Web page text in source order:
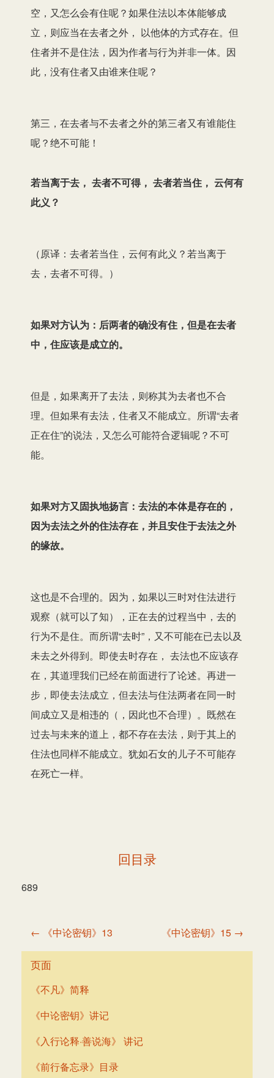
空，又怎么会有住呢？如果住法以本体能够成
立，则应当在去者之外， 以他体的方式存在。但
住者并不是住法，因为作者与行为并非一体。因
此，没有住者又由谁来住呢？
第三，在去者与不去者之外的第三者又有谁能住
呢？绝不可能！
若当离于去， 去者不可得， 去者若当住， 云何有
此义？
（原译：去者若当住，云何有此义？若当离于
去，去者不可得。）
如果对方认为：后两者的确没有住，但是在去者
中，住应该是成立的。
但是，如果离开了去法，则称其为去者也不合
理。但如果有去法，住者又不能成立。所谓“去者
正在住”的说法，又怎么可能符合逻辑呢？不可
能。
如果对方又固执地扬言：去法的本体是存在的，
因为去法之外的住法存在，并且安住于去法之外
的缘故。
这也是不合理的。因为，如果以三时对住法进行
观察（就可以了知），正在去的过程当中，去的
行为不是住。而所谓“去时”，又不可能在已去以及
未去之外得到。即使去时存在， 去法也不应该存
在，其道理我们已经在前面进行了论述。再进一
步，即使去法成立，但去法与住法两者在同一时
间成立又是相违的（，因此也不合理）。既然在
过去与未来的道上，都不存在去法，则于其上的
住法也同样不能成立。犹如石女的儿子不可能存
在死亡一样。
回目录
689
文
导
航
← 《中论密钥》13 《中论密钥》15 →
页面
《不凡》简释
《中论密钥》讲记
《入行论释·善说海》 讲记
《前行备忘录》目录